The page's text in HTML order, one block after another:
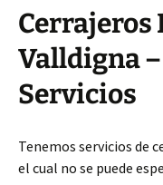
Cerrajeros
Valldigna
Servicios
Tenemos servicios de
el cual no se puede